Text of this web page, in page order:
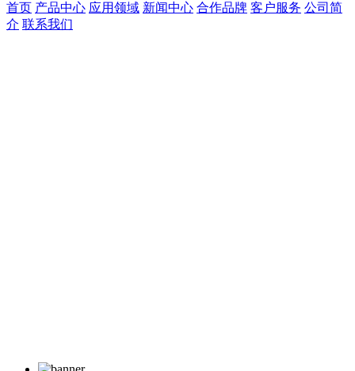
首页 产品中心 应用领域 新闻中心 合作品牌 客户服务 公司简
介 联系我们